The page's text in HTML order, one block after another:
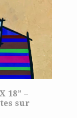
18” –
sur